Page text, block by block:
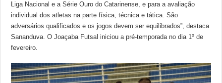
Liga Nacional e a Série Ouro do Catarinense, e para a avaliação
individual dos atletas na parte física, técnica e tática. São
adversários qualificados e os jogos devem ser equilibrados”, destaca
Sananduva. O Joaçaba Futsal iniciou a pré-temporada no dia 1º de
fevereiro.